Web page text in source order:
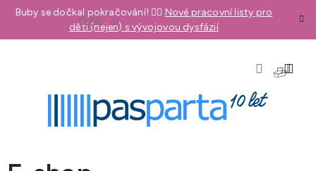
Přejít
obsah
Buby se dočkal pokračování! 👉🏼 Nové pracovní listy pro
děti (nejen) s vývojovou dysfázií
CZK